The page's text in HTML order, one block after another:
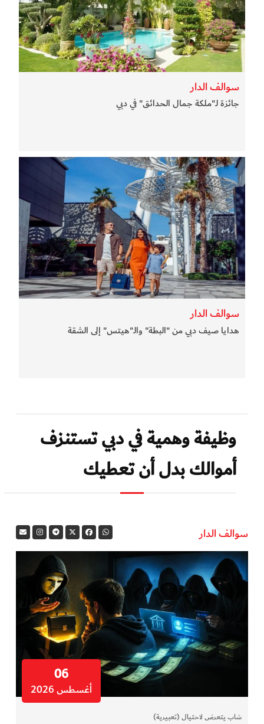
سوالف الدار
جائزة لـ"ملكة جمال الحدائق" في دبي
سوالف الدار
هدايا صيف دبي من "البطة" والـ"هيتس" إلى الشقة
وظيفة وهمية في دبي تستنزف
أموالك بدل أن تعطيك
سوالف الدار
06
أغسطس 2026
شاب يتعرض لاحتيال (تعبيرية)